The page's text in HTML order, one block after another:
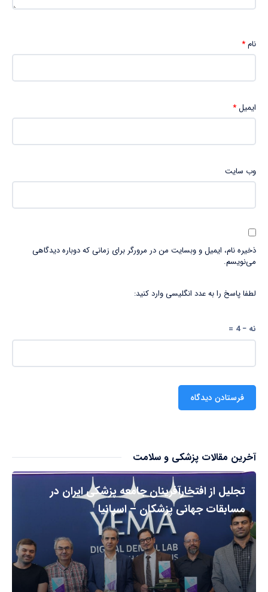
نام*
ایمیل*
وب‌ سایت
ذخیره نام، ایمیل و وبسایت من در مرورگر برای زمانی که دوباره دیدگاهی
می‌نویسم.
لطفا پاسخ را به عدد انگلیسی وارد کنید:
نه − 4 =
آخرین مقالات پزشکی و سلامت
تجلیل از افتخارآفرینان جامعه پزشکی ایران در
مسابقات جهانی پزشکان – اسپانیا